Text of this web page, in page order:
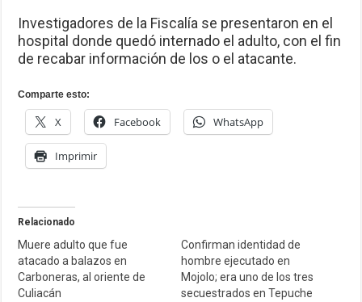
Investigadores de la Fiscalía se presentaron en el
hospital donde quedó internado el adulto, con el fin
de recabar información de los o el atacante.
Comparte esto:
X Facebook WhatsApp
Imprimir
Relacionado
Muere adulto que fue
atacado a balazos en
Carboneras, al oriente de
Culiacán
Confirman identidad de
hombre ejecutado en
Mojolo; era uno de los tres
secuestrados en Tepuche